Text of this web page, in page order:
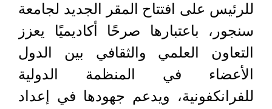
للرئيس على افتتاح المقر الجديد لجامعة
سنجور، باعتبارها صرحًا أكاديميًا يعزز
التعاون العلمي والثقافي بين الدول
الأعضاء في المنظمة الدولية
للفرانكفونية، ويدعم جهودها في إعداد